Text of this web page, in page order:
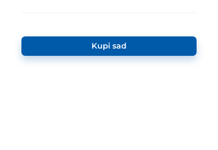
Kupi sad